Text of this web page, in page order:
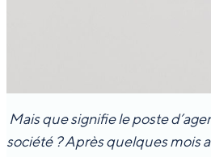
Mais que signifie le poste
société ? Après quelques mois